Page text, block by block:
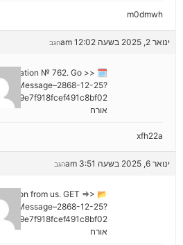
m0dmwh
ינואר 2, 2025 בשעה 12:02 am הגב
№ 762. Go >>
Message–2868-12-25?
🗓
אורח
xfh22a
ינואר 6, 2025 בשעה 3:51 am הגב
from us. GET =>>
Message–2868-12-25?
📂
אורח